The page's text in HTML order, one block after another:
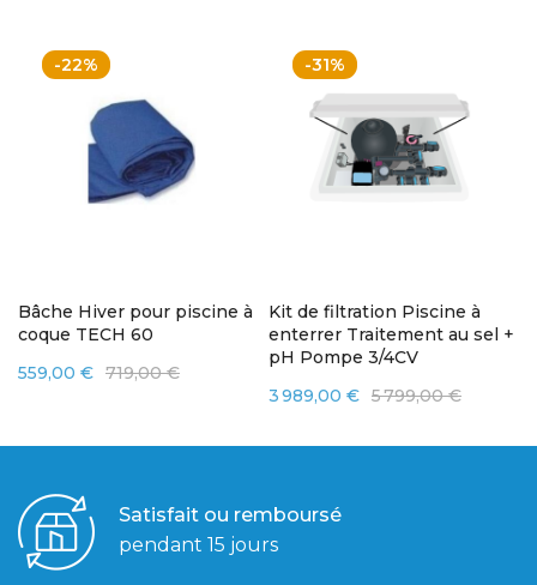
-22%
Bâche Hiver pour piscine à
coque TECH 60
559,00 € 719,00 €
-31%
Kit de filtration Piscine à
enterrer Traitement au sel +
pH Pompe 3/4CV
3 989,00 € 5 799,00 €
Satisfait ou remboursé
pendant 15 jours